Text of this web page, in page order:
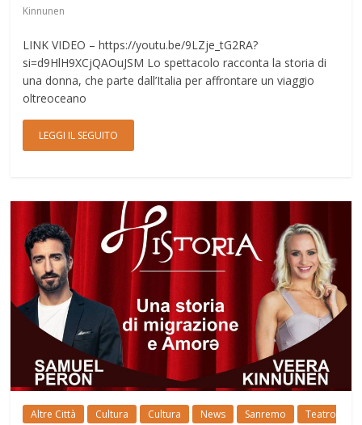
Kinnunen
LINK VIDEO – https://youtu.be/9LZje_tG2RA?
si=d9HlH9XCjQAOuJSM Lo spettacolo racconta la storia di
una donna, che parte dall’Italia per affrontare un viaggio
oltreoceano
LEGGI IL SEGUITO
Altre Città Cultura Cultura News Sanremo Teatro